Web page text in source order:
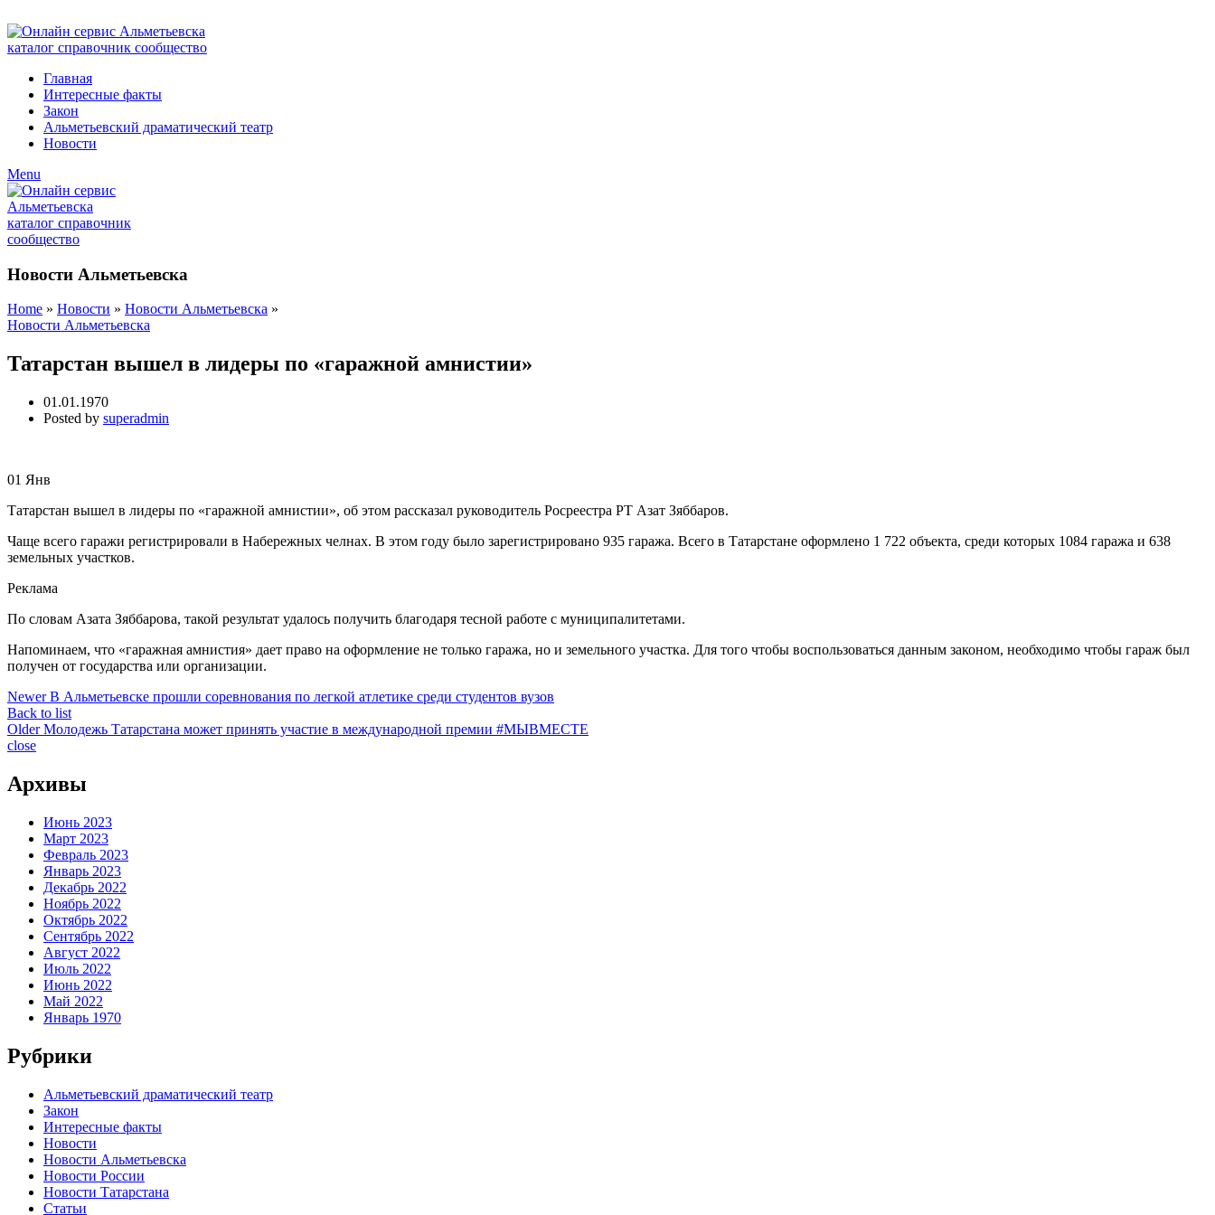
Главная
Интересные факты
Закон
Альметьевский драматический театр
Новости
Menu
Новости Альметьевска
Home » Новости » Новости Альметьевска »
Новости Альметьевска
Татарстан вышел в лидеры по «гаражной амнистии»
01.01.1970
Posted by superadmin
01 Янв
Татарстан вышел в лидеры по «гаражной амнистии», об этом рассказал руководитель Росреестра РТ Азат Зяббаров.
Чаще всего гаражи регистрировали в Набережных челнах. В этом году было зарегистрировано 935 гаража. Всего в Татарстане оформлено 1 722 объекта, среди которых 1084 гаража и 638
земельных участков.
Реклама
По словам Азата Зяббарова, такой результат удалось получить благодаря тесной работе с муниципалитетами.
Напоминаем, что «гаражная амнистия» дает право на оформление не только гаража, но и земельного участка. Для того чтобы воспользоваться данным законом, необходимо чтобы гараж был
получен от государства или организации.
Newer В Альметьевске прошли соревнования по легкой атлетике среди студентов вузов
Back to list
Older Молодежь Татарстана может принять участие в международной премии #МЫВМЕСТЕ
close
Архивы
Июнь 2023
Март 2023
Февраль 2023
Январь 2023
Декабрь 2022
Ноябрь 2022
Октябрь 2022
Сентябрь 2022
Август 2022
Июль 2022
Июнь 2022
Май 2022
Январь 1970
Рубрики
Альметьевский драматический театр
Закон
Интересные факты
Новости
Новости Альметьевска
Новости России
Новости Татарстана
Статьи